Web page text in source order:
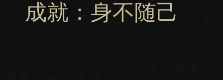
成就：身不随己